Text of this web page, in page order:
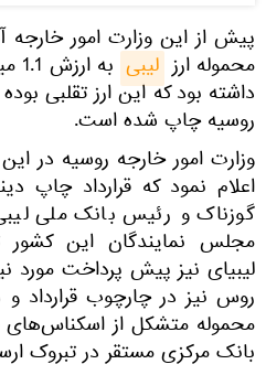
پیش از این وزارت امور خارجه
محموله ارز لیبی
داشته بود كه این ارز تقلبی
روسیه چاپ شده است.
وزارت امور خارجه روسیه در این
گوزناک و رئیس بانک ملی
مجلس نمایندگان این
لیبیای نیز پیش پرداخت مورد
روس نیز در چارچوب قرارداد
محموله متشکل از
بانک مرکزی مستقر در تبروک